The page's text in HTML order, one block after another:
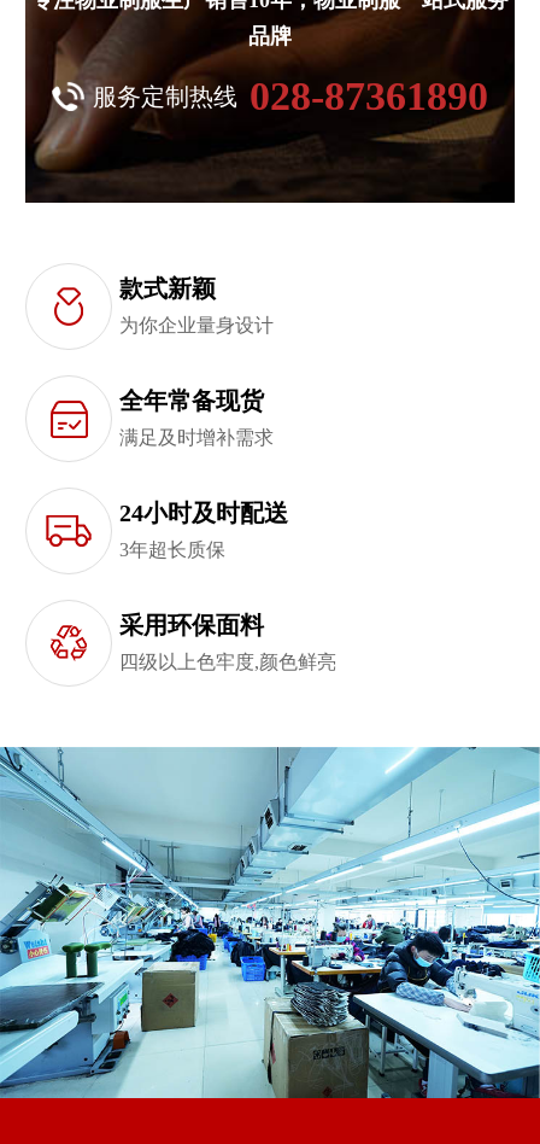
品牌
服务定制热线 028-87361890
款式新颖
为你企业量身设计
全年常备现货
满足及时增补需求
24小时及时配送
3年超长质保
采用环保面料
四级以上色牢度,颜色鲜亮